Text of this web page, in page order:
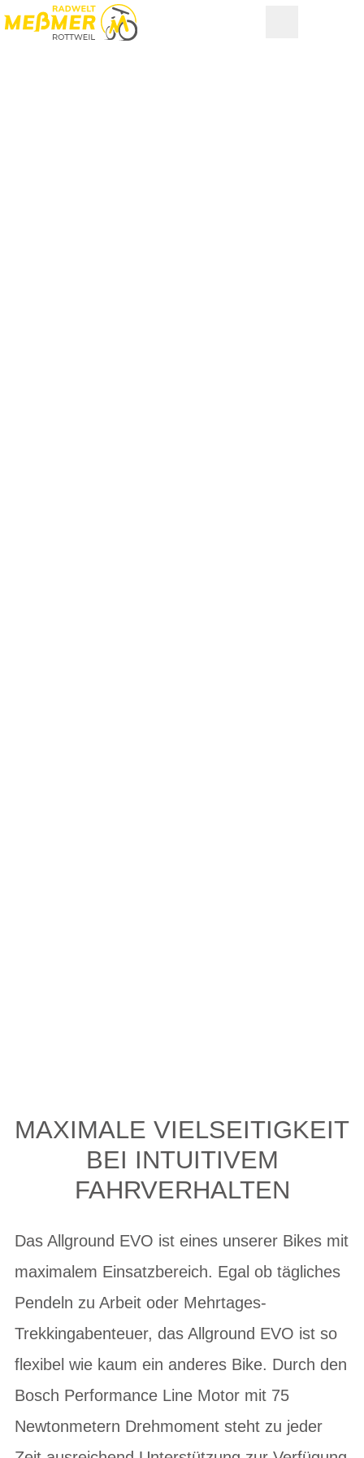
MAXIMALE VIELSEITIGKEIT
BEI INTUITIVEM
FAHRVERHALTEN
Das Allground EVO ist eines unserer Bikes mit
maximalem Einsatzbereich. Egal ob tägliches
Pendeln zu Arbeit oder Mehrtages-
Trekkingabenteuer, das Allground EVO ist so
flexibel wie kaum ein anderes Bike. Durch den
Bosch Performance Line Motor mit 75
Newtonmetern Drehmoment steht zu jeder